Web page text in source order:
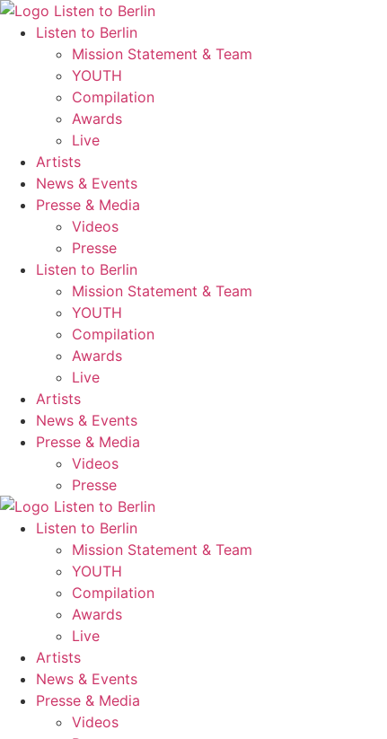
Zum
Inhalt
wechseln
Listen to Berlin
Mission Statement & Team
YOUTH
Compilation
Awards
Live
Artists
News & Events
Presse & Media
Videos
Presse
Listen to Berlin
Mission Statement & Team
YOUTH
Compilation
Awards
Live
Artists
News & Events
Presse & Media
Videos
Presse
Listen to Berlin
Mission Statement & Team
YOUTH
Compilation
Awards
Live
Artists
News & Events
Presse & Media
Videos